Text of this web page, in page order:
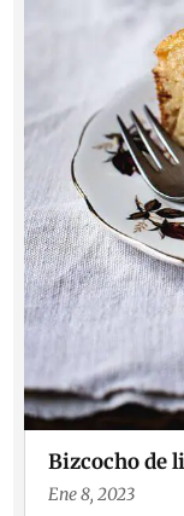
Bizcocho de
Ene 8, 2023